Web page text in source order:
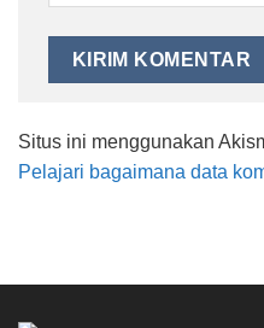
Situs ini menggunakan
Pelajari bagaimana data